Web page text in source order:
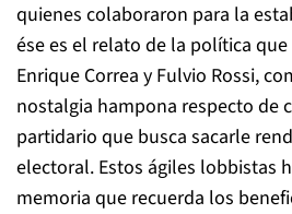
quienes colaboraron para la
ése es el relato de la política
Enrique Correa y Fulvio Rossi,
nostalgia hampona respecto de
partidario que busca sacarle
electoral. Estos ágiles lobbistas
memoria que recuerda los